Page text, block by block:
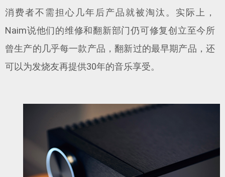
消费者不需担心几年后产品就被淘汰。实际上，
Naim说他们的维修和翻新部门仍可修复创立至今所
曾生产的几乎每一款产品，翻新过的最早期产品，还
可以为发烧友再提供30年的音乐享受。